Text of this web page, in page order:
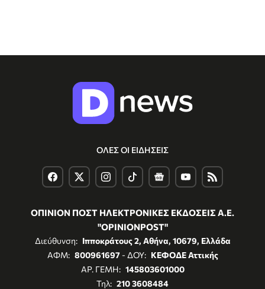
ΟΛΕΣ ΟΙ ΕΙΔΗΣΕΙΣ
ΟΠΙΝΙΟΝ ΠΟΣΤ ΗΛΕΚΤΡΟΝΙΚΕΣ ΕΚΔΟΣΕΙΣ Α.Ε.
"OPINIONPOST"
Διεύθυνση: Ιπποκράτους 2, Αθήνα, 10679, Ελλάδα
ΑΦΜ: 800961697- ΔΟΥ: ΚΕΦΟΔΕ Αττικής
ΑΡ. ΓΕΜΗ: 145803601000
Τηλ: 210 3608484